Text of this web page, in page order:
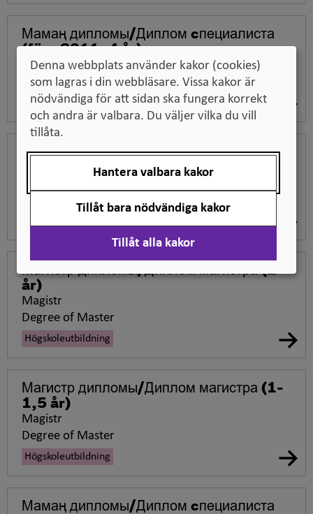
Мамаң дипломы/Диплом cпециалиста
(före 2011, 4 år)
Spetsialist
Specialist diploma
Högskoleutbildning
Мамаң дипломы/Диплом cпециалиста
Specialist diploma
Магистр дипломы/Диплом магистра(2
år)
Magistr
Degree of Master
Högskoleutbildning
Магистр дипломы/Диплом магистра (1-
1,5 år)
Magistr
Degree of Master
Högskoleutbildning
Мамаң дипломы/Диплом cпециалиста
Denna webbplats använder kakor (cookies)
som lagras i din webbläsare. Vissa kakor är
nödvändiga för att sidan ska fungera korrekt
och andra är valbara. Du väljer vilka du vill
tillåta.
Hantera valbara kakor
Tillåt bara nödvändiga kakor
Tillåt alla kakor